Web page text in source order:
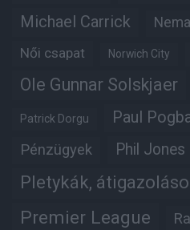
Michael Carrick
Női csapat Norwich City
Ole Gunnar Solskjaer
Patrick Dorgu Paul
Pénzügyek Phil Jones
Pletykák,
Premier League